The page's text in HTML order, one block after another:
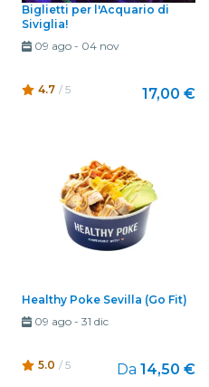
Biglietti per l'Acquario di
Siviglia!
09 ago- 04 nov
4.7 / 5 17,00 €
Healthy Poke Sevilla (Go Fit)
09 ago- 31 dic
5.0 / 5 Da 14,50 €